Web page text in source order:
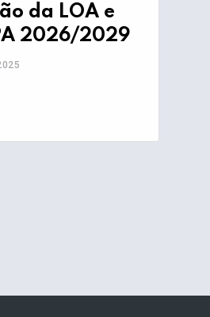
da LOA e
2026/2029